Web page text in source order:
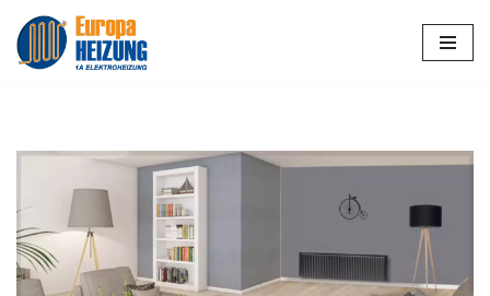
Zum